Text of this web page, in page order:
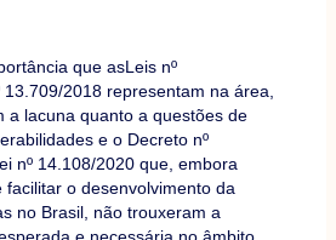
que asLeis nº
13.709/2018 representam na área,
a lacuna quanto a questões de
e o Decreto nº
nº 14.108/2020 que, embora
facilitar o desenvolvimento da
no Brasil, não trouxeram a
e necessária no âmbito